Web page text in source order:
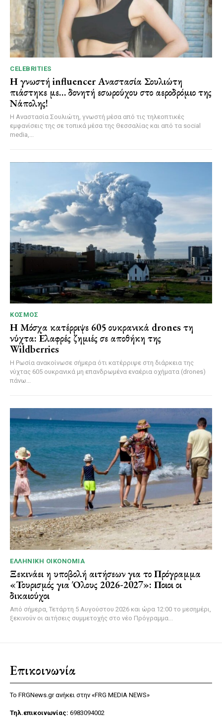
CELEBRITIES
Η γνωστή influencer Αναστασία Σουλιώτη
πιάστηκε με… δονητή εσωρούχου στο αεροδρόμιο της
Νάπολης!
Η Αναστασία Σουλιώτη, γνωστή μέσα από τις τηλεοπτικές
εμφανίσεις της σε τοπικά μέσα της Θεσσαλίας και από τα social
media,...
ΚΌΣΜΟΣ
Η Μόσχα κατέρριψε 605 ουκρανικά drones τη
νύχτα: Ελαφρές ζημιές σε αποθήκη της
Wildberries
Η Ρωσία ανακοίνωσε σήμερα ότι κατέρριψε στη διάρκεια της
νύχτας 605 ουκρανικά μη επανδρωμένα εναέρια οχήματα (drones)
πάνω...
ΕΛΛΗΝΙΚΉ ΟΙΚΟΝΟΜΊΑ
Ξεκινάει η υποβολή αιτήσεων για το Πρόγραμμα
«Τουρισμός για Όλους 2026-2027»: Ποιοι οι
δικαιούχοι
Από σήμερα, Τετάρτη 5 Αυγούστου 2026 και ώρα 12:00 το μεσημέρι,
ξεκινούν οι αιτήσεις συμμετοχής στο νέο Πρόγραμμα...
Επικοινωνία
Το FRGNews.gr ανήκει στην «FRG MEDIA NEWS»
Τηλ.επικοινωνίας: 6983094002